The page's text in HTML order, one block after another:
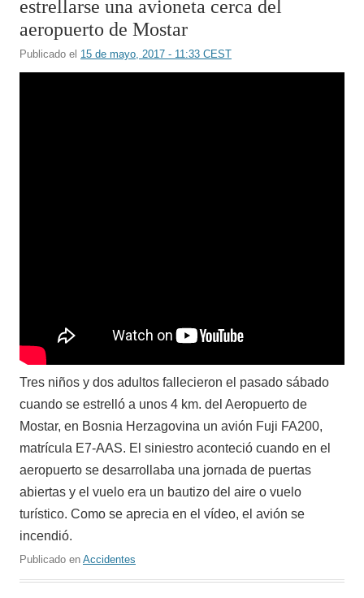
estrellarse una avioneta cerca del
aeropuerto de Mostar
Publicado el 15 de mayo, 2017 - 11:33 CEST
Tres niños y dos adultos fallecieron el pasado sábado
cuando se estrelló a unos 4 km. del Aeropuerto de
Mostar, en Bosnia Herzagovina un avión Fuji FA200,
matrícula E7-AAS. El siniestro aconteció cuando en el
aeropuerto se desarrollaba una jornada de puertas
abiertas y el vuelo era un bautizo del aire o vuelo
turístico. Como se aprecia en el vídeo, el avión se
incendió.
Publicado en Accidentes